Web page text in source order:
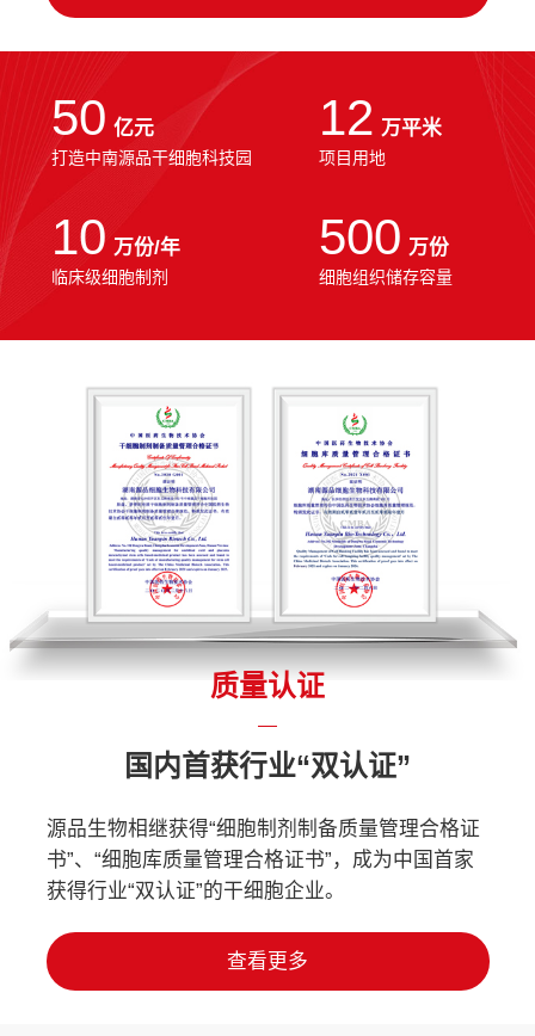
50 亿元
打造中南源品干细胞科技园
12 万平米
项目用地
10 万份/年
临床级细胞制剂
500 万份
细胞组织储存容量
质量认证
国内首获行业“双认证”
源品生物相继获得“细胞制剂制备质量管理合格证
书”、“细胞库质量管理合格证书”，成为中国首家
获得行业“双认证”的干细胞企业。
查看更多